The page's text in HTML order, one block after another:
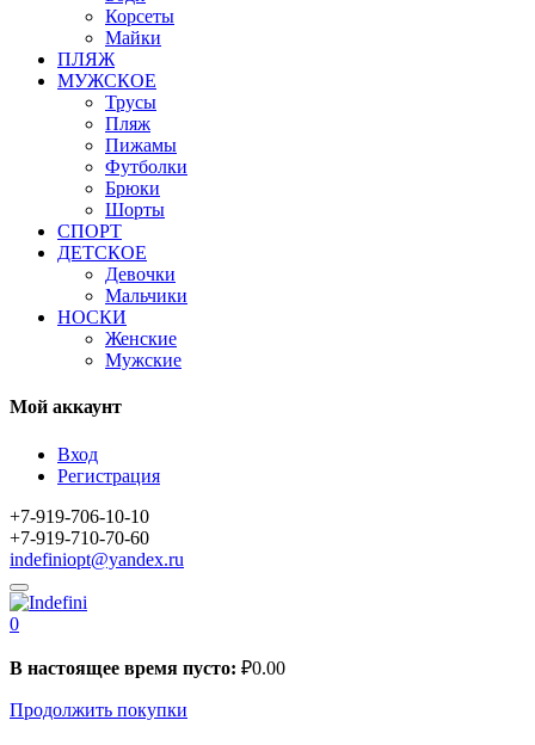
Корсеты
Майки
ПЛЯЖ
МУЖСКОЕ
Трусы
Пляж
Пижамы
Футболки
Брюки
Шорты
СПОРТ
ДЕТСКОЕ
Девочки
Мальчики
НОСКИ
Женские
Мужские
Мой аккаунт
Вход
Регистрация
+7-919-706-10-10
+7-919-710-70-60
indefiniopt@yandex.ru
0
В настоящее время пусто: ₽0.00
Продолжить покупки